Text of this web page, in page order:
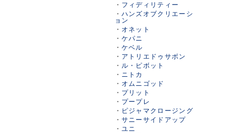
・ フィディリティー
・ ハンズオブクリエーシ
ョン
・ オネット
・ ケパニ
・ ケベル
・ アトリエドゥサボン
・ ル・ピボット
・ ニトカ
・ オムニゴッド
・ プリット
・ プープレ
・ ピジャマクロージング
・ サニーサイドアップ
・ ユニ